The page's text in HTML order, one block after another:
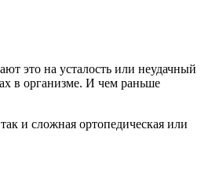
это на усталость или неудачный
в организме. И чем раньше
и сложная ортопедическая или